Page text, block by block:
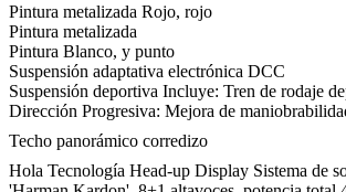
Pintura metalizada Rojo, rojo
Pintura metalizada
Pintura Blanco, y punto
Suspensión adaptativa electrónica DCC
Suspensión deportiva Incluye: Tren de rodaje
Dirección Progresiva: Mejora de
Techo panorámico corredizo
Hola Tecnología Head-up Display Sistema de